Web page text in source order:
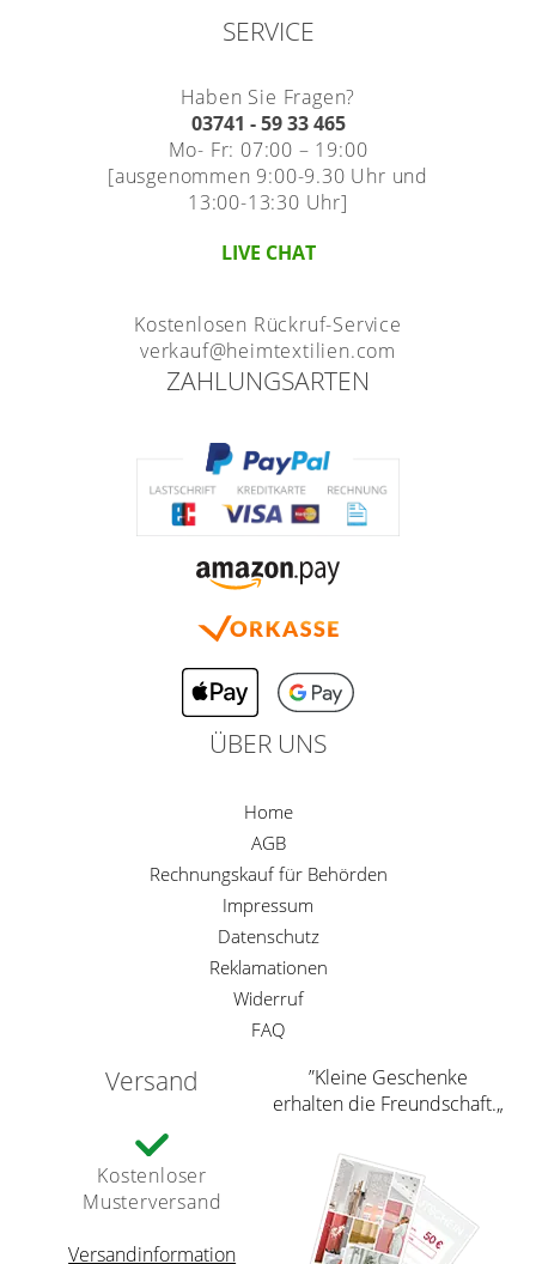
SERVICE
Haben Sie Fragen?
03741 - 59 33 465
Mo- Fr: 07:00 – 19:00
[ausgenommen 9:00-9.30 Uhr und
13:00-13:30 Uhr]
LIVE CHAT
Kostenlosen Rückruf-Service
verkauf@heimtextilien.com
ZAHLUNGSARTEN
ÜBER UNS
Home
AGB
Rechnungskauf für Behörden
Impressum
Datenschutz
Reklamationen
Widerruf
FAQ
Versand
Kostenloser
Musterversand
Versandinformation
”Kleine Geschenke
erhalten die Freundschaft.„